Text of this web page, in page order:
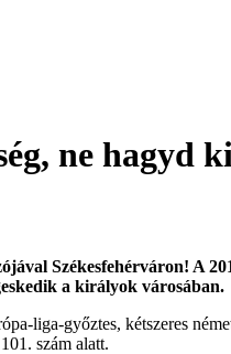
ne hagyd
Székesfehérváron! A
a királyok városában.
liga-győztes, kétszeres
szám alatt.